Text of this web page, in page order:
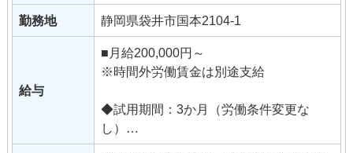
勤務地 静岡県袋井市国本2104-1
給与
■月給200,000円～
※時間外労働賃金は別途支給
◆試用期間：3か月（労働条件変更な
し）